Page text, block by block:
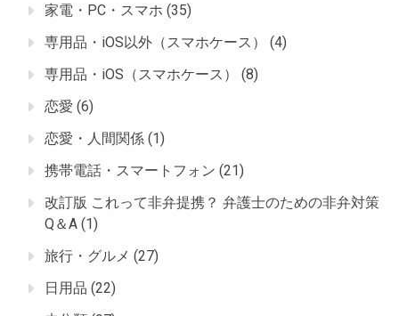
家電・PC・スマホ (35)
専用品・iOS以外（スマホケース）
(4)
専用品・iOS（スマホケース）
(8)
恋愛 (6)
恋愛・人間関係 (1)
携帯電話・スマートフォン (21)
改訂版 これって非弁提携？ 弁護士のための非弁対策
Q＆A (1)
旅行・グルメ (27)
日用品 (22)